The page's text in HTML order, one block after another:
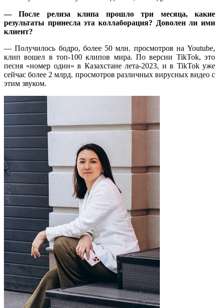
— После релиза клипа прошло три месяца, какие
результаты принесла эта коллаборация? Доволен ли ими
клиент?
— Получилось бодро, более 50 млн. просмотров на Youtube,
клип вошел в топ-100 клипов мира. По версии TikTok, это
песня «номер один» в Казахстане лета-2023, и в TikTok уже
сейчас более 2 млрд. просмотров различных вирусных видео с
этим звуком.